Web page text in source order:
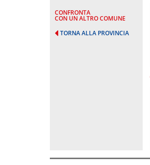
CONFRONTA
CON UN ALTRO COMUNE
TORNA ALLA PROVINCIA